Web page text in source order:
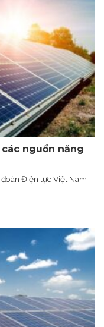
nguồn năng
Điện lực Việt Nam